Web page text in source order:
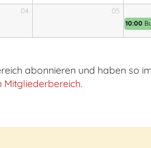
04 05
10:00
abonnieren und haben so
Mitgliederbereich.